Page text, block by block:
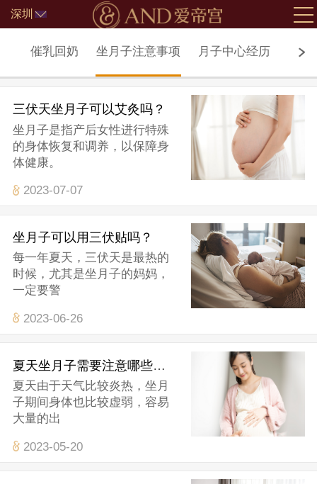
深圳
催乳回奶 坐月子注意事项 月子中心经历 月
三伏天坐月子可以艾灸吗？
坐月子是指产后女性进行特殊
的身体恢复和调养，以保障身
体健康。
2023-07-07
坐月子可以用三伏贴吗？
每一年夏天，三伏天是最热的
时候，尤其是坐月子的妈妈，
一定要警
2023-06-26
夏天坐月子需要注意哪些方面？
夏天由于天气比较炎热，坐月
子期间身体也比较虚弱，容易
大量的出
2023-05-20